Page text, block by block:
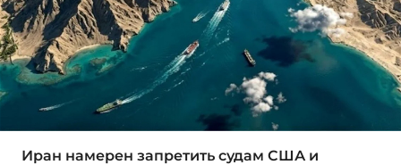
Иран намерен запретить судам США и